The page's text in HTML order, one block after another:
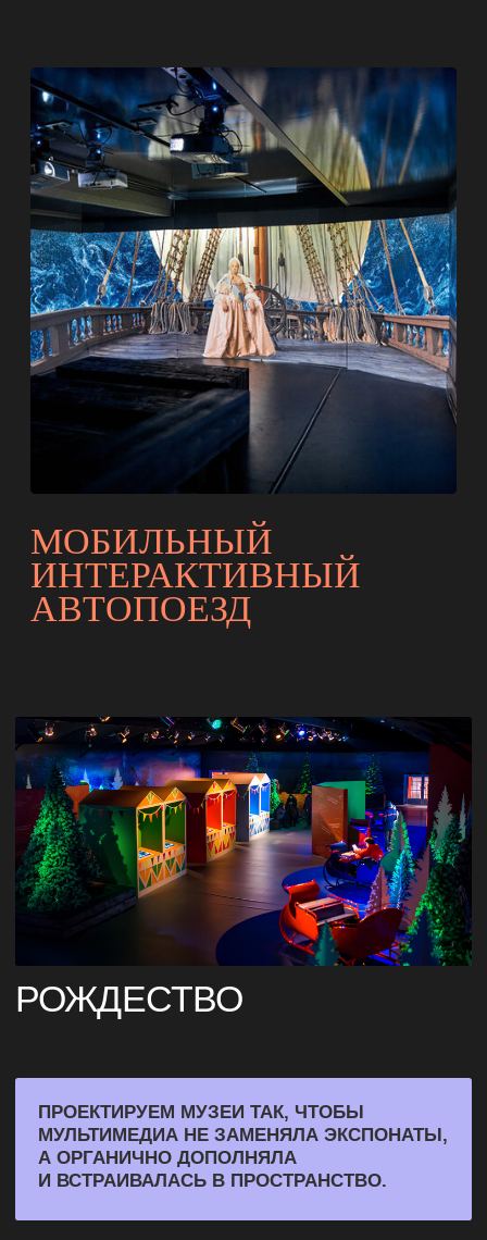
НАПИСАТЬ В TELEGRAM
+7 (495) 419-00-75
HELLO@VISUALS.RU
Шоурум: Москва, Дербеневская набережная,
д. 7, стр. 22
По вопросам сотрудничества и рекламы:
PR@VISUALS.RU
По вопросам трудоустройства:
НR@VISUALS.RU
ХОЧУ В КОМАНДУ